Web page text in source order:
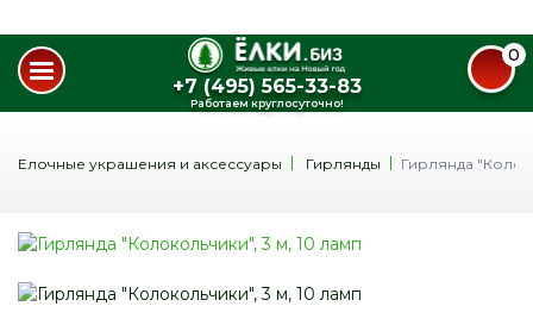
+7 (495) 565-33-83
Работаем круглосуточно!
0
Елочные украшения и аксессуары Гирлянды Гирлянда